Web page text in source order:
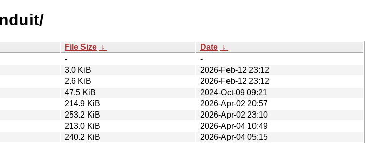
File Size ↓ Date ↓
-
-
3.0 KiB
2026-Feb-12 23:12
2.6 KiB
2026-Feb-12 23:12
47.5 KiB
2024-Oct-09 09:21
214.9 KiB
2026-Apr-02 20:57
253.2 KiB
2026-Apr-02 23:10
213.0 KiB
2026-Apr-04 10:49
240.2 KiB
2026-Apr-04 05:15